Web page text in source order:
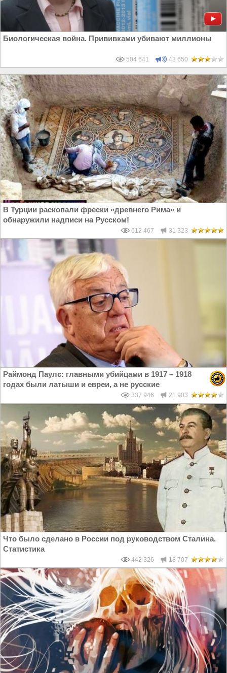
Биологическая война. Прививками убивают миллионы
504 641 43 650
В Турции раскопали фрески «древнего Рима» и
обнаружили надписи на Русском!
612 467 31 323
Раймонд Паулс: главными убийцами в 1917 – 1918
годах были латыши и евреи, а не русские
337 946 21 903
Что было сделано в России под руководством Сталина.
Статистика
442 326 18 707